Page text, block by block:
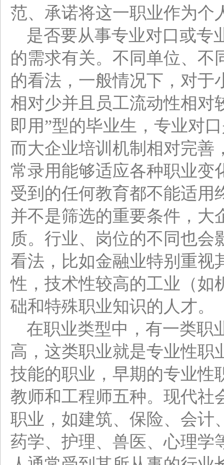
范、承诺将这一职业作为个
是否要从事专业对口或专
的需求有关。不同单位、不
的看法，一般情况下，对于
相对少并且员工流动性相对
即用”型的毕业生，专业对
而大企业培训机制相对完善
常录用能够适应各种职业变
受到的任何教育都不能适用
并不是筛选的重要条件，大
质。行业、岗位的不同也会
看法，比如金融业特别重视
性，技术性较高的工业（如
础和特殊职业知识的人才。
在职业类型中，有一类职
高，这类职业就是专业性职
技能的职业，早期的专业性
教师和工程师五种。现代社
职业，如建筑、保险、会计
药学、护理、兽医、心理学